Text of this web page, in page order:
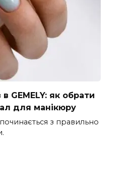
в GEMELY: як обрати
для манікюру
з правильно